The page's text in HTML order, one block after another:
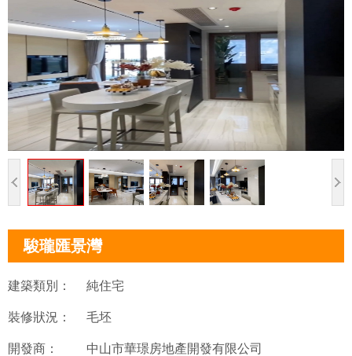
駿瓏匯景灣
建築類別： 純住宅
裝修狀況： 毛坯
開發商： 中山市華璟房地產開發有限公司